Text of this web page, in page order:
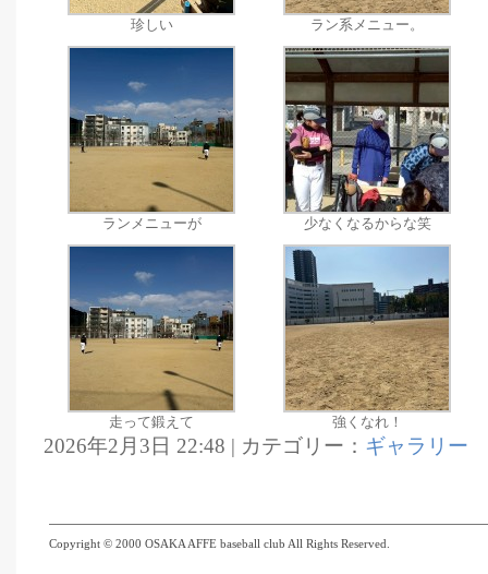
珍しい ラン系メニュー。
ランメニューが 少なくなるからな笑
走って鍛えて 強くなれ！
2026年2月3日 22:48 | カテゴリー： ギャラリー
Copyright © 2000 OSAKA AFFE baseball club All Rights Reserved.